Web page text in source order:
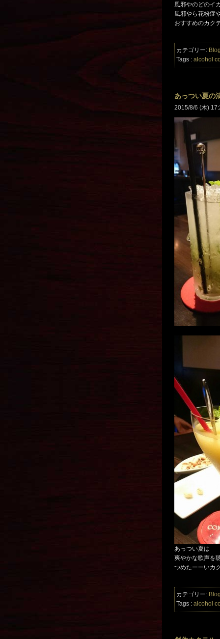
風邪やのどのイ
風邪やら花粉症
おすすめのカク
カテゴリー:
Tags : alcohol
あっつい夏の
2015/8/6 (木)
あっつい夏は
爽やかな歌声を
つめたーーいカ
カテゴリー:
Tags : alcohol